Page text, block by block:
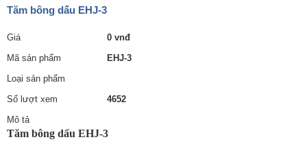
Tăm bông dấu EHJ-3
Giá
0 vnđ
Mã sản phẩm
EHJ-3
Loại sản phẩm
Số lượt xem
4652
Mô tả
Tăm bông dấu EHJ-3